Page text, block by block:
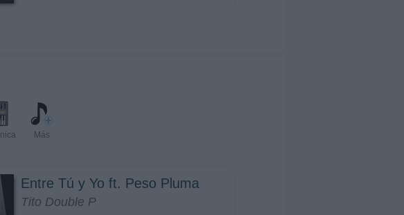
Más
Entre Tú y Yo ft. Peso Pluma
Tito Double P